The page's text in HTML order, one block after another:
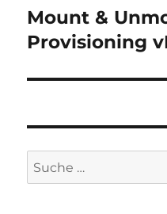
Nächster
Beitrag:
Mount &
Provisioning
Suche
nach: